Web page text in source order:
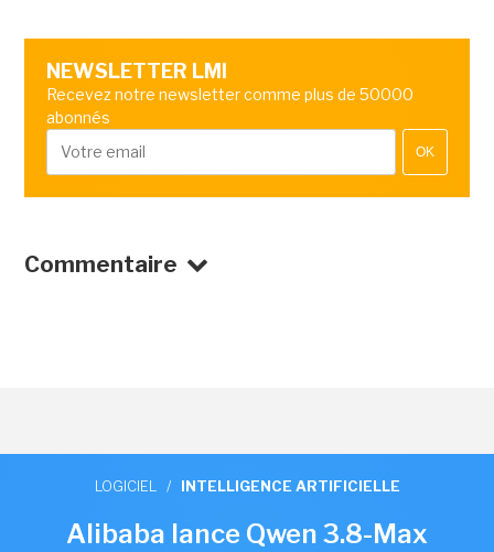
NEWSLETTER LMI
Recevez notre newsletter comme plus de 50000
abonnés
OK
Commentaire
LOGICIEL / INTELLIGENCE ARTIFICIELLE
Alibaba lance Qwen 3.8-Max